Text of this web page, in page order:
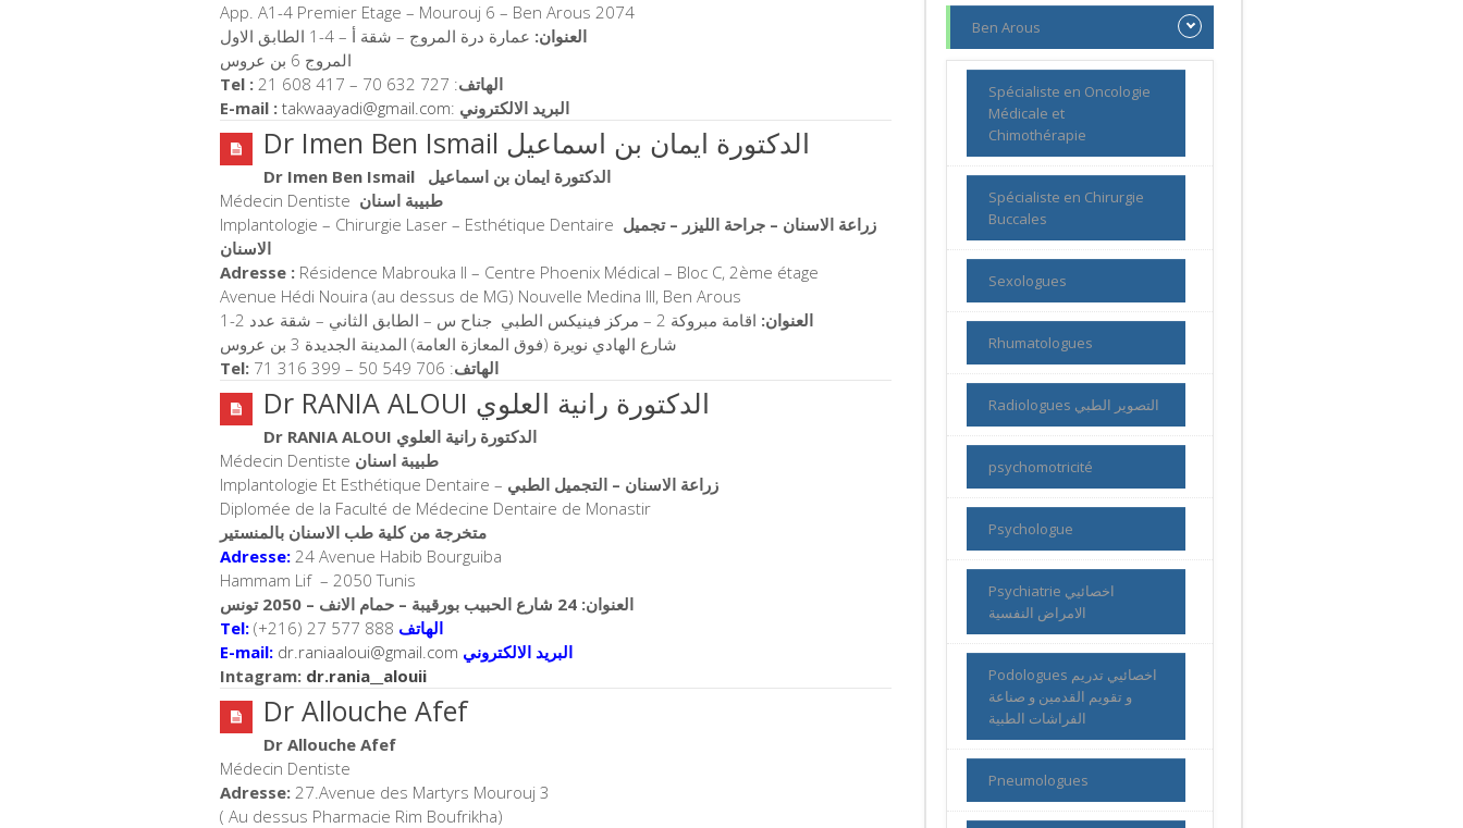
App. A1-4 Premier Etage – Mourouj 6 – Ben Arous 2074
العنوان: عمارة درة المروج – شقة أ – 4-1 الطابق الاول
المروج 6 بن عروس
Tel : 21 608 417 – 70 632 727 :الهاتف
E-mail : takwaayadi@gmail.com: البريد الالكتروني
Dr Imen Ben Ismail الدكتورة ايمان بن اسماعيل
Dr Imen Ben Ismail الدكتورة ايمان بن اسماعيل
Médecin Dentiste طبيبة اسنان
Implantologie – Chirurgie Laser – Esthétique Dentaire زراعة الاسنان – جراحة الليزر – تجميل
الاسنان
Adresse : Résidence Mabrouka II – Centre Phoenix Médical – Bloc C, 2ème étage
Avenue Hédi Nouira (au dessus de MG) Nouvelle Medina III, Ben Arous
العنوان: اقامة مبروكة 2 – مركز فينيكس الطبي جناح س – الطابق الثاني – شقة عدد 2-1
شارع الهادي نويرة (فوق المعازة العامة) المدينة الجديدة 3 بن عروس
Tel: 71 316 399 – 50 549 706 :الهاتف
Dr RANIA ALOUI الدكتورة رانية العلوي
Dr RANIA ALOUI الدكتورة رانية العلوي
Médecin Dentiste طبيبة اسنان
Implantologie Et Esthétique Dentaire – زراعة الاسنان – التجميل الطبي
Diplomée de la Faculté de Médecine Dentaire de Monastir
متخرجة من كلية طب الاسنان بالمنستير
Adresse: 24 Avenue Habib Bourguiba
Hammam Lif – 2050 Tunis
العنوان: 24 شارع الحبيب بورقيبة – حمام الانف – 2050 تونس
Tel: (+216) 27 577 888 الهاتف
E-mail: dr.raniaaloui@gmail.com البريد الالكتروني
Intagram: dr.rania__alouii
Dr Allouche Afef
Dr Allouche Afef
Médecin Dentiste
Adresse: 27.Avenue des Martyrs Mourouj 3
( Au dessus Pharmacie Rim Boufrikha)
Ben Arous
Spécialiste en Oncologie
Médicale et
Chimothérapie
Spécialiste en Chirurgie
Buccales
Sexologues
Rhumatologues
Radiologues التصوير الطبي
psychomotricité
Psychologue
Psychiatrie اخصائيي
الامراض النفسية
Podologues اخصائيي تدريم
و تقويم القدمين و صناعة
الفراشات الطبية
Pneumologues